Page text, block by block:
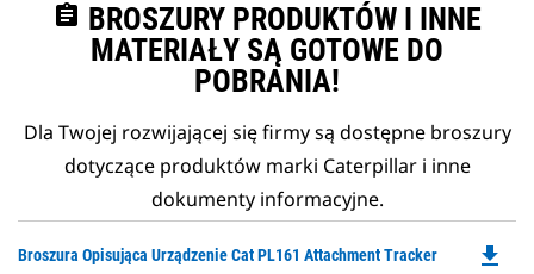
assignment BROSZURY PRODUKTÓW I INNE
MATERIAŁY SĄ GOTOWE DO
POBRANIA!
Dla Twojej rozwijającej się firmy są dostępne broszury
dotyczące produktów marki Caterpillar i inne
dokumenty informacyjne.
Broszura Opisująca Urządzenie Cat PL161 Attachment Tracker file_download